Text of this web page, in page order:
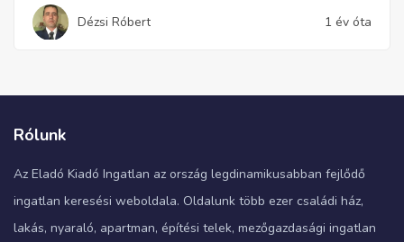
Dézsi Róbert 1 év óta
Rólunk
Az Eladó Kiadó Ingatlan az ország legdinamikusabban fejlődő
ingatlan keresési weboldala. Oldalunk több ezer családi ház,
lakás, nyaraló, apartman, építési telek, mezőgazdasági ingatlan